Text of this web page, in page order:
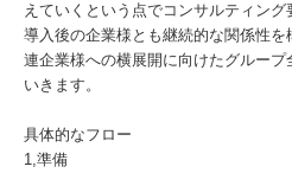
えていくという点でコンサルティング
導入後の企業様とも継続的な関係性
連企業様への横展開に向けたグルー
いきます。
具体的なフロー
1,準備